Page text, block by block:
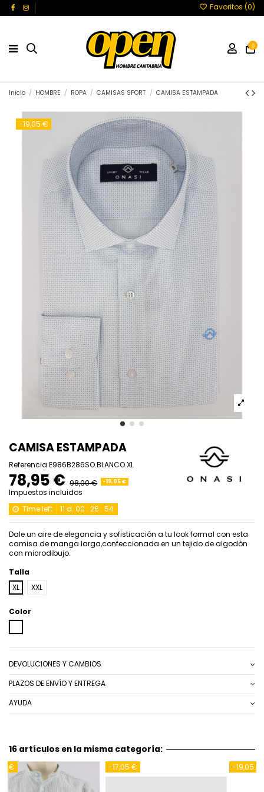
Favoritos (0)
0
Inicio HOMBRE ROPA CAMISAS SPORT CAMISA ESTAMPADA
-19,05 €
CAMISA ESTAMPADA
Referencia E986B286SO.BLANCO.XL
78,95 € 98,00 € -19,05 €
Impuestos incluidos
Time left
11 d. 00 :26 :54
Dale un aire de elegancia y sofisticación a tu look formal con esta
camisa de manga larga,confeccionada en un tejido de algodòn
con microdibujo.
Talla
XL
XXL
Color
DEVOLUCIONES Y CAMBIOS
PLAZOS DE ENVÍO Y ENTREGA
AYUDA
16 artículos en la misma categoría:
-19,05 €